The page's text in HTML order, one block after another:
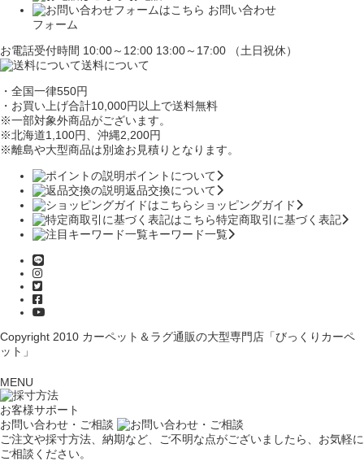
お問い合わせ
フォーム
お電話受付時間 10:00～12:00 13:00～17:00 （土日祝休）
送料について
・全国一律550円
・お買い上げ合計10,000円以上で送料無料
※一部対象外商品がございます。
※北海道1,100円 、沖縄2,200円
※離島や大型商品は別途お見積りとなります。
ポイントについて
返品交換について
ショッピングガイド
特定商取引に基づく表記
キーワード一覧
Copyright 2010 カーペット＆ラグ通販の大型専門店「びっくりカーペ
ット」
MENU
お客様サポート
お問い合わせ・ご相談
ご注文や採寸方法、納期など、ご不明な点がございましたら、お気軽に
ご相談ください。